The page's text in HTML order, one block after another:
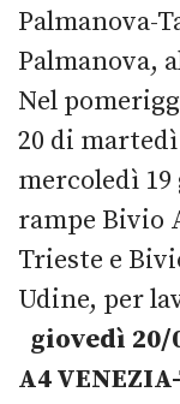
Palmanova-
Palmanova,
Nel
20 di
mercoledì
rampe Bivio
Trieste e
Udine, per
giovedì 20/
A4